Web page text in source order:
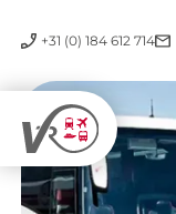
+31 (0) 184 612 714